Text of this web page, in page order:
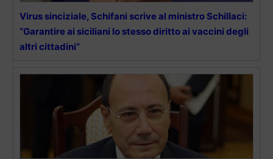
Virus sinciziale, Schifani scrive al ministro Schillaci:
“Garantire ai siciliani lo stesso diritto ai vaccini degli
altri cittadini”